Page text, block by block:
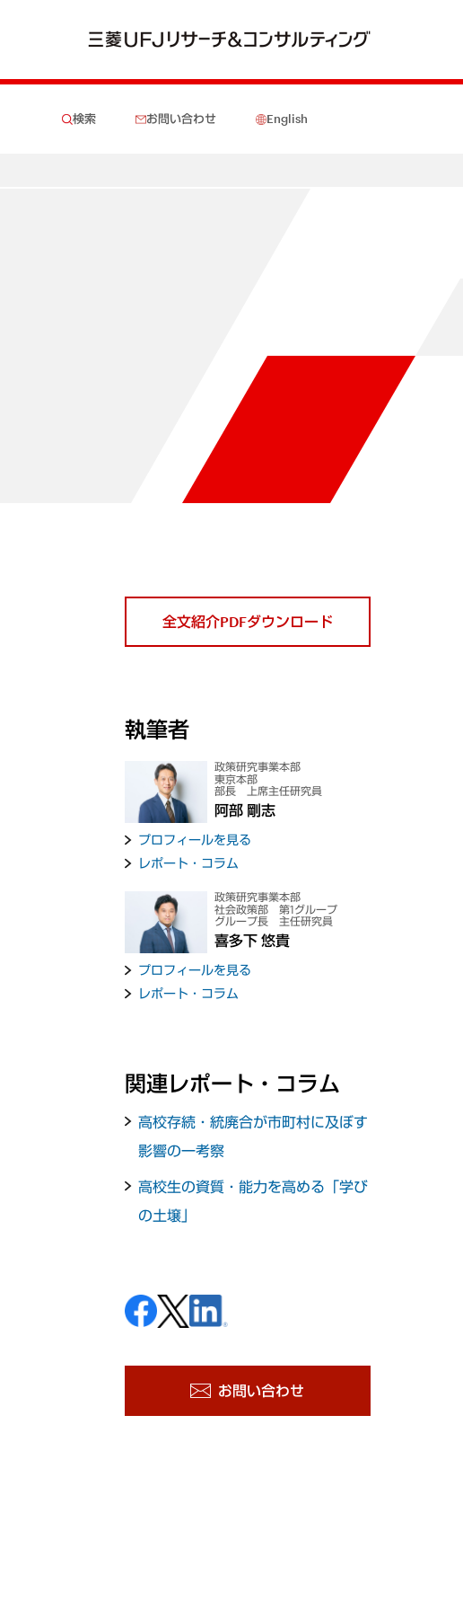
検索 お問い合わせ English
全文紹介PDFダウンロード
執筆者
政策研究事業本部
東京本部
部長 上席主任研究員
阿部 剛志
プロフィールを見る
レポート・コラム
政策研究事業本部
社会政策部 第1グループ
グループ長 主任研究員
喜多下 悠貴
プロフィールを見る
レポート・コラム
関連レポート・コラム
高校存続・統廃合が市町村に及ぼす
影響の一考察
高校生の資質・能力を高める「学び
の土壌」
お問い合わせ